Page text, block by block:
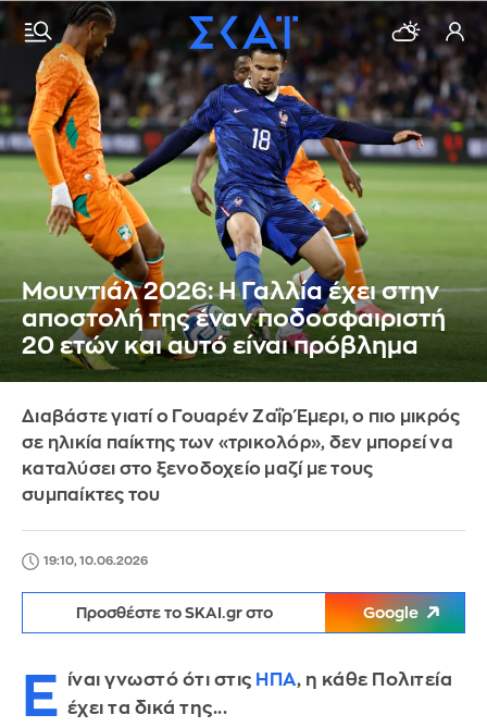
Μουντιάλ 2026: Η Γαλλία έχει στην
αποστολή της έναν ποδοσφαιριστή
20 ετών και αυτό είναι πρόβλημα
Διαβάστε γιατί ο Γουαρέν Ζαΐρ Έμερι, ο πιο μικρός
σε ηλικία παίκτης των «τρικολόρ», δεν μπορεί να
καταλύσει στο ξενοδοχείο μαζί με τους
συμπαίκτες του
19:10, 10.06.2026
Προσθέστε το SKAI.gr στο Google
Ε ίναι γνωστό ότι στις ΗΠΑ, η κάθε Πολιτεία
έχει τα δικά της...